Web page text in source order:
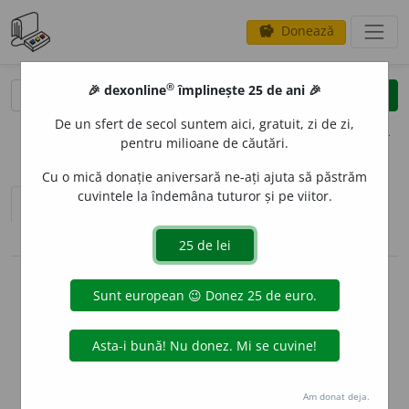
savings Donează
clear
opțiuni
sinteza definițiilor (1)
definiții (19)
pronunție volume_up
info
Aceste definiții sunt compilate de
echipa dexonline. Definițiile
originale se află pe filadefiniții.
Puteți reordona filele pe pagina de
🎉 dexonline® împlinește 25 de ani 🎉
De un sfert de secol suntem aici, gratuit, zi de zi,
pentru milioane de căutări.
Cu o mică donație aniversară ne-ați ajuta să păstrăm
cuvintele la îndemâna tuturor și pe viitor.
Am donat deja.